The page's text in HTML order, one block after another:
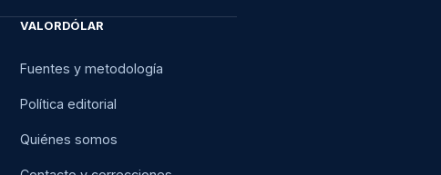
VALORDÓLAR
Fuentes y metodología
Política editorial
Quiénes somos